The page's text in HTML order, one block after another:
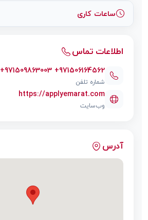
ساعات کاری
اطلاعات تماس
+971509863003 +971506164562
شماره تلفن
https://applyemarat.com
وب‌سایت
آدرس